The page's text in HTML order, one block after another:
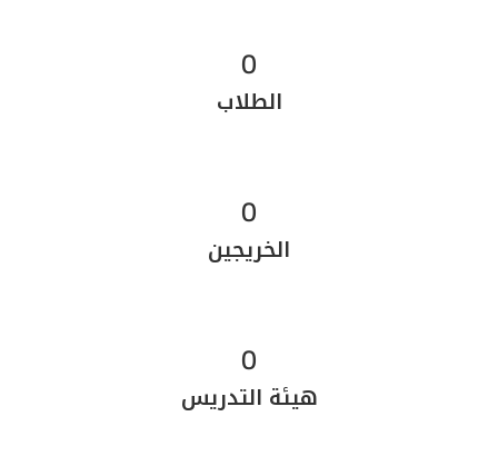
الطلاب
0
الخريجين
0
هيئة التدريس
0